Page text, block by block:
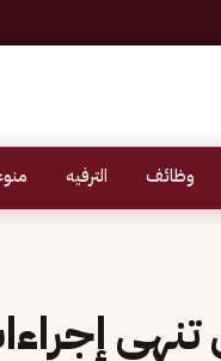
وظائف الترفيه